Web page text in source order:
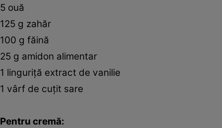
5 ouă
125 g zahăr
100 g făină
25 g amidon alimentar
1 linguriță extract de vanilie
1 vârf de cuțit sare
Pentru cremă: